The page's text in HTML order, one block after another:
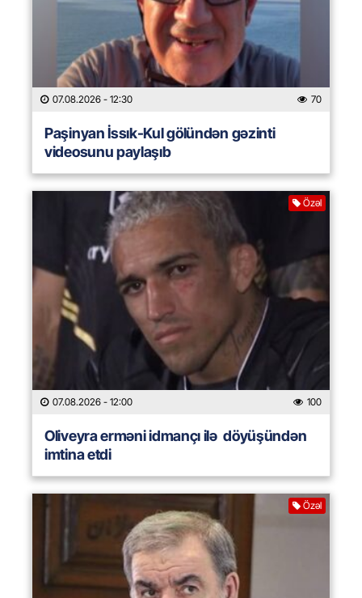
07.08.2026 - 12:30 70
Paşinyan İssık-Kul gölündən gəzinti
videosunu paylaşıb
Özəl
07.08.2026 - 12:00 100
Oliveyra erməni idmançı ilə döyüşündən
imtina etdi
Özəl